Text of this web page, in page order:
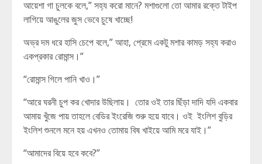
আয়েশা গা চুলকে বলে,” সহ্য করো মানে? মশাগুলো তো আমার রক্তে টাইপ
লাগিয়ে আঙুলের জুস ভেবে চুষে খাচ্ছে!
অভ্র দম ধরে হাসি চেপে বলে,” আহা, প্রেমে একটু মশার কামড় সহ্য করাও
একপ্রকার রোমান্স।”
“রোমান্স গিলে পানি খাও।”
“আরে ঘরনী চুপ কর খোদার উছিলায়। তোর ওই তার ছিঁড়া দাদি যদি একবার
আমায় খুঁজে পায় তাহলে বেডির ইংরেজি শুরু হয়ে যাবে। ওই ইংলিশ বুড়ির
ইংলিশ শুনলে মনে হয় এখনও তোমায় বিষ খাইয়ে আমি মরে যাই।”
“আমাদের বিয়ে হবে কবে?”